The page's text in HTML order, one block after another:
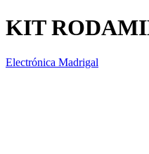
KIT
Electrónica Madrigal